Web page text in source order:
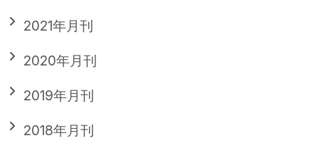
2021年月刊
2020年月刊
2019年月刊
2018年月刊